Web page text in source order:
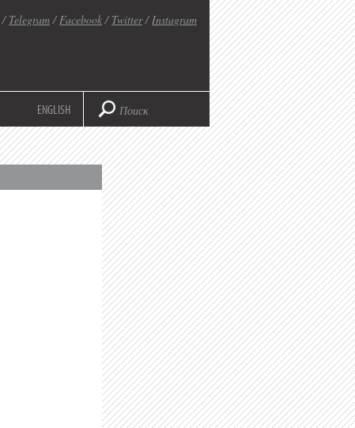
/ Telegram/Facebook/ Twitter/Instagram
ENGLISH